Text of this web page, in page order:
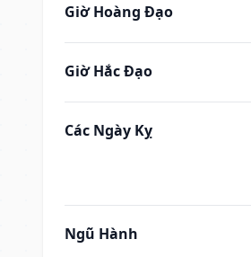
Giờ Hoàng Đạo
Giờ Hắc Đạo
Các Ngày Kỵ
Ngũ Hành